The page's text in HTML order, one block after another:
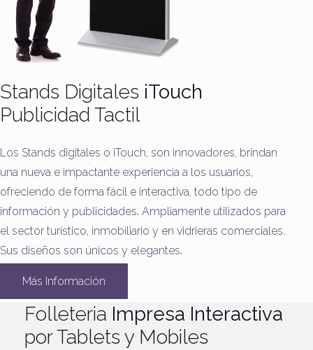
Stands Digitales iTouch
Publicidad Tactil
Los Stands digitales o iTouch, son innovadores, brindan
una nueva e impactante experiencia a los usuarios,
ofreciendo de forma fácil e interactiva, todo tipo de
información y publicidades. Ampliamente utilizados para
el sector turístico, inmobiliario y en vidrieras comerciales.
Sus diseños son únicos y elegantes.
Más Información
Folleteria Impresa Interactiva
por Tablets y Mobiles